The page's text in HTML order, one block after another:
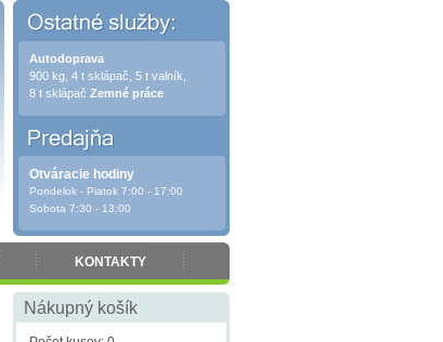
KONTAKTY
Autodoprava
900 kg, 4 t sklápač, 5 t valník,
8 t sklápač Zemné práce
Otváracie hodiny
Pondelok - Piatok 7:00 - 17:00
Sobota 7:30 - 13:00
Nákupný košík